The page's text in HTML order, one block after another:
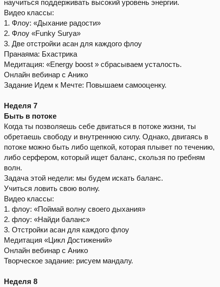
научиться поддерживать высокий уровень энергии.
Видео классы:
1. Флоу: «Дыхание радости»
2. Флоу «Funky Surya»
3. Две отстройки асан для каждого флоу
Пранаяма: Бхастрика
Медитация: «Energy boost » сбрасываем усталость.
Онлайн вебинар с Анико
Задание Идем к Мечте: Повышаем самооценку.
Неделя 7
Быть в потоке
Когда ты позволяешь себе двигаться в потоке жизни, ты
обретаешь свободу и внутреннюю силу. Однако, двигаясь в
потоке можно быть либо щепкой, которая плывет по течению,
либо серфером, который ищет баланс, скользя по гребням
волн.
Задача этой недели: мы будем искать баланс.
Учиться ловить свою волну.
Видео классы:
1. флоу: «Поймай волну своего дыхания»
2. флоу: «Найди баланс»
3. Отстройки асан для каждого флоу
Медитация «Цикл Достижений»
Онлайн вебинар с Анико
Творческое задание: рисуем мандалу.
Неделя 8